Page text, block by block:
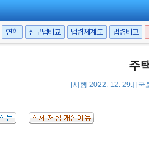
연혁 신구법비교 법령체계도 법령비교
주
[시행 2022. 12. 29.] [